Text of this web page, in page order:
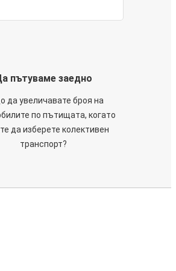
пътуваме заедно
да увеличавате броя на
по пътищата, когато
да изберете колективен
транспорт?